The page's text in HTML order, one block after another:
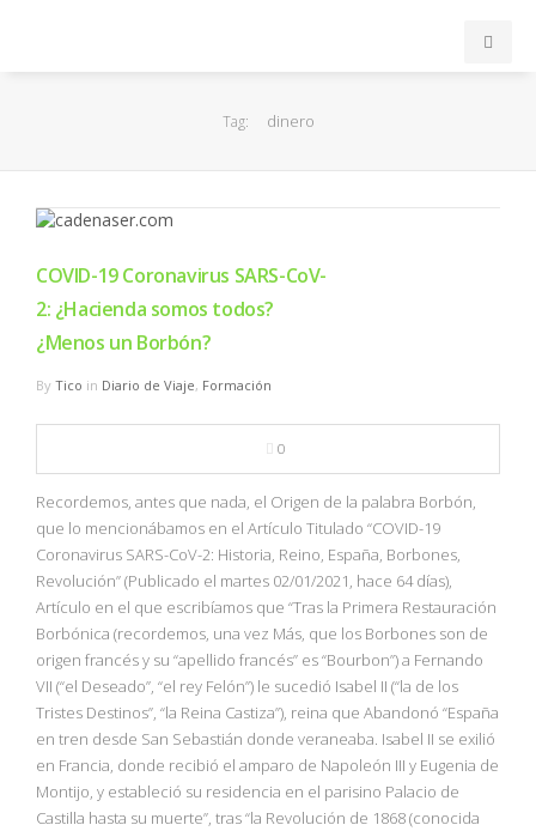
EuroLeague
FIBA
OTROS
NBA
MULTIMEDIA
RIO 2016
Tag: dinero
COVID-19 Coronavirus SARS-CoV-
2: ¿Hacienda somos todos?
¿Menos un Borbón?
By Tico in Diario de Viaje, Formación
0
Recordemos, antes que nada, el Origen de la palabra Borbón,
que lo mencionábamos en el Artículo Titulado “COVID-19
Coronavirus SARS-CoV-2: Historia, Reino, España, Borbones,
Revolución” (Publicado el martes 02/01/2021, hace 64 días),
Artículo en el que escribíamos que “Tras la Primera Restauración
Borbónica (recordemos, una vez Más, que los Borbones son de
origen francés y su “apellido francés” es “Bourbon”) a Fernando
VII (“el Deseado”, “el rey Felón”) le sucedió Isabel II (“la de los
Tristes Destinos”, “la Reina Castiza”), reina que Abandonó “España
en tren desde San Sebastián donde veraneaba. Isabel II se exilió
en Francia, donde recibió el amparo de Napoleón III y Eugenia de
Montijo, y estableció su residencia en el parisino Palacio de
Castilla hasta su muerte”, tras “la Revolución de 1868 (conocida